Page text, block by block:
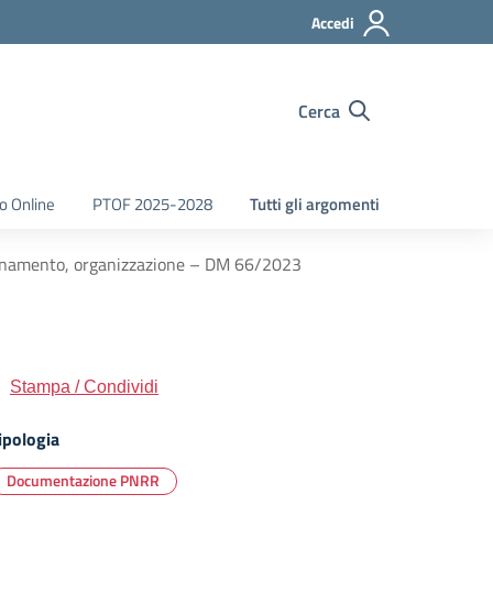
Accedi
Cerca
Online PTOF 2025-2028 Tutti gli argomenti
organizzazione – DM 66/2023
Stampa / Condividi
Documentazione PNRR